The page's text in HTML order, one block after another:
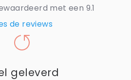
met een 9.1
de reviews
geleverd